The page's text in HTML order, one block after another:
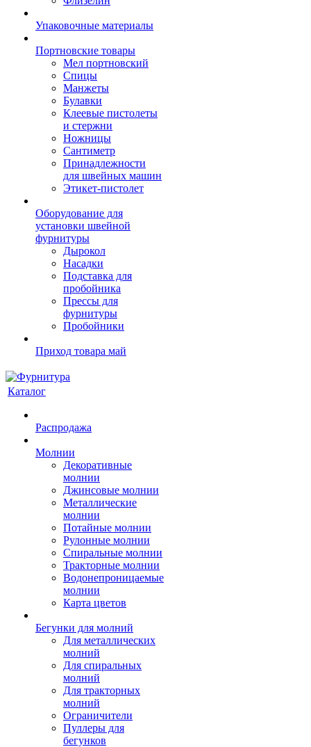
Упаковочные материалы
Портновские товары
Мел портновский
Спицы
Манжеты
Булавки
Клеевые пистолеты
и стержни
Ножницы
Сантиметр
Принадлежности
для швейных машин
Этикет-пистолет
Оборудование для
установки швейной
фурнитуры
Дырокол
Насадки
Подставка для
пробойника
Прессы для
фурнитуры
Пробойники
Приход товара май
Каталог
Распродажа
Молнии
Декоративные
молнии
Джинсовые молнии
Металлические
молнии
Потайные молнии
Рулонные молнии
Спиральные молнии
Тракторные молнии
Водонепроницаемые
молнии
Карта цветов
Бегунки для молний
Для металлических
молний
Для спиральных
молний
Для тракторных
молний
Ограничители
Пуллеры для
бегунков